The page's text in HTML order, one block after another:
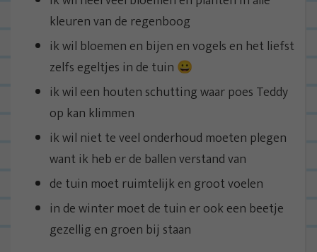
kleuren van de regenboog
ik wil bloemen en bijen en vogels en het liefst
zelfs egeltjes in de tuin 😀
ik wil een houten schutting waar poes Teddy
op kan klimmen
ik wil niet te veel onderhoud moeten plegen
want ik heb er de ballen verstand van
de tuin moet ruimtelijk en groot voelen
in de winter moet de tuin er ook een beetje
gezellig en groen bij staan